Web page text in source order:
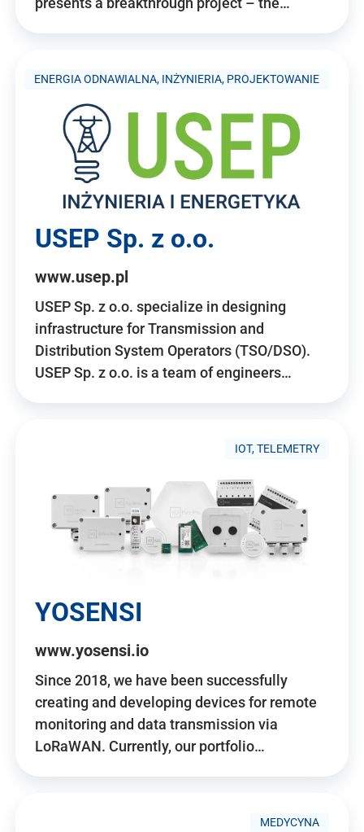
ENERGIA ODNAWIALNA, INŻYNIERIA, PROJEKTOWANIE
USEP Sp. z o.o.
www.usep.pl
USEP Sp. z o.o. specialize in designing
infrastructure for Transmission and
Distribution System Operators (TSO/DSO).
USEP Sp. z o.o. is a team of engineers…
IOT, TELEMETRY
YOSENSI
www.yosensi.io
Since 2018, we have been successfully
creating and developing devices for remote
monitoring and data transmission via
LoRaWAN. Currently, our portfolio…
MEDYCYNA